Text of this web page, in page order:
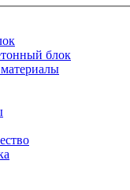
блок